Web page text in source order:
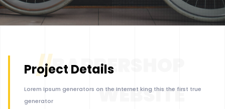
LET'S START
//BARBERSHOP
WEBSITE
Project Details
Lorem Ipsum generators on the Internet king this the first true
generator